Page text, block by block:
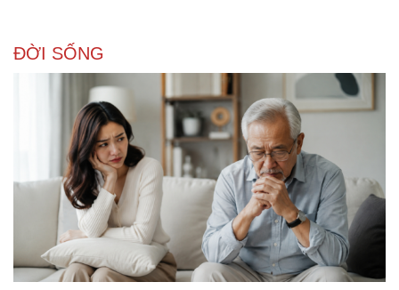
Thông tin doanh nghiệp
Doanh nghiệp 24h
Doanh nhân
Vì cộng đồng
Công nghệ
Sành điệu
Tin Công nghệ
Trải nghiệm
Chuyển đổi số
ĐỜI SỐNG